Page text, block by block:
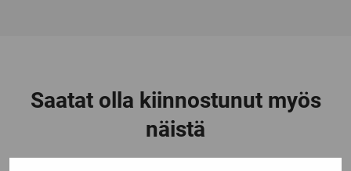
Saatat olla kiinnostunut myös
näistä